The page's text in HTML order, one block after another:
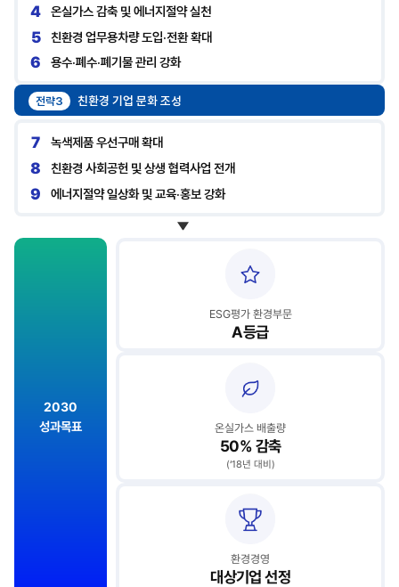
4 온실가스 감축 및 에너지절약 실천
5 친환경 업무용차량 도입·전환 확대
6 용수·폐수·폐기물 관리 강화
전략3 친환경 기업 문화 조성
7 녹색제품 우선구매 확대
8 친환경 사회공헌 및 상생 협력사업 전개
9 에너지절약 일상화 및 교육·홍보 강화
2030
성과목표
ESG평가 환경부문
A등급
온실가스 배출량
50% 감축
(‘18년 대비)
환경경영
대상기업 선정